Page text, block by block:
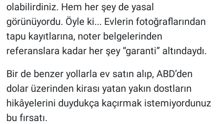
olabilirdiniz. Hem her şey de yasal
görünüyordu. Öyle ki... Evlerin fotoğraflarından
tapu kayıtlarına, noter belgelerinden
referanslara kadar her şey “garanti” altındaydı.
Bir de benzer yollarla ev satın alıp, ABD’den
dolar üzerinden kirası yatan yakın dostların
hikâyelerini duydukça kaçırmak istemiyordunuz
bu fırsatı.